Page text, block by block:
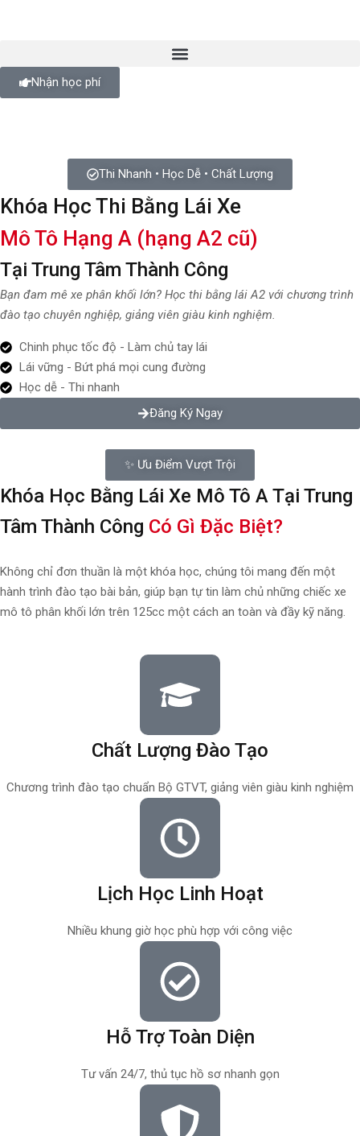
Nhận học phí
Thi Nhanh • Học Dễ • Chất Lượng
Khóa Học Thi Bằng Lái Xe
Mô Tô Hạng A (hạng A2 cũ)
Tại Trung Tâm Thành Công
Bạn đam mê xe phân khối lớn? Học thi bằng lái A2 với chương trình
đào tạo chuyên nghiệp, giảng viên giàu kinh nghiệm.
Chinh phục tốc độ - Làm chủ tay lái
Lái vững - Bứt phá mọi cung đường
Học dễ - Thi nhanh
Đăng Ký Ngay
✨ Ưu Điểm Vượt Trội
Khóa Học Bằng Lái Xe Mô Tô A Tại Trung
Tâm Thành Công Có Gì Đặc Biệt?
Không chỉ đơn thuần là một khóa học, chúng tôi mang đến một
hành trình đào tạo bài bản, giúp bạn tự tin làm chủ những chiếc xe
mô tô phân khối lớn trên 125cc một cách an toàn và đầy kỹ năng.
Chất Lượng Đào Tạo
Chương trình đào tạo chuẩn Bộ GTVT, giảng viên giàu kinh nghiệm
Lịch Học Linh Hoạt
Nhiều khung giờ học phù hợp với công việc
Hỗ Trợ Toàn Diện
Tư vấn 24/7, thủ tục hồ sơ nhanh gọn